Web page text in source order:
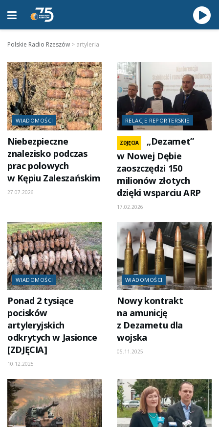
Polskie Radio Rzeszów > artyleria
WIADOMOŚCI
Niebezpieczne
znalezisko podczas
prac polowych
w Kępiu Zaleszańskim
27.07.2026
RELACJE REPORTERSKIE
ZDJĘCIA
„Dezamet”
w Nowej Dębie
zaoszczędzi 150
milionów złotych
dzięki wsparciu ARP
17.02.2026
WIADOMOŚCI
Ponad 2 tysiące
pocisków
artyleryjskich
odkrytych w Jasionce
[ZDJĘCIA]
10.12.2025
WIADOMOŚCI
Nowy kontrakt
na amunicję
z Dezametu dla
wojska
05.11.2025